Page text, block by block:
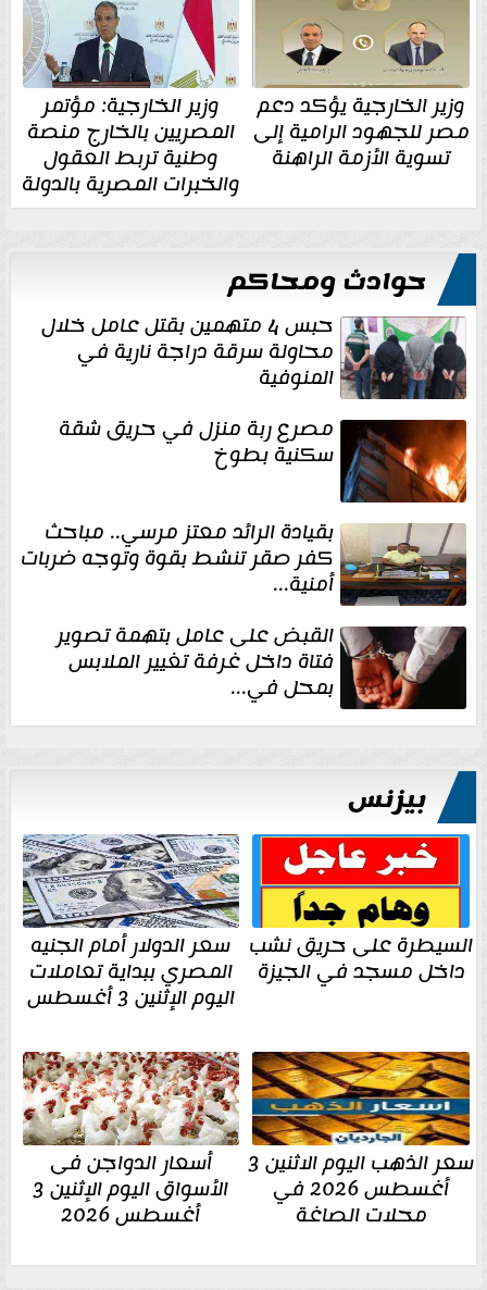
وزير الخارجية يؤكد دعم
مصر للجهود الرامية إلى
تسوية الأزمة الراهنة
وزير الخارجية: مؤتمر
المصريين بالخارج منصة
وطنية تربط العقول
والخبرات المصرية بالدولة
حوادث ومحاكم
حبس 4 متهمين بقتل عامل خلال
محاولة سرقة دراجة نارية في
المنوفية
مصرع ربة منزل في حريق شقة
سكنية بطوخ
بقيادة الرائد معتز مرسي.. مباحث
كفر صقر تنشط بقوة وتوجه ضربات
أمنية...
القبض على عامل بتهمة تصوير
فتاة داخل غرفة تغيير الملابس
بمحل في...
بيزنس
السيطرة على حريق نشب
داخل مسجد في الجيزة
سعر الدولار أمام الجنيه
المصري ببداية تعاملات
اليوم الإثنين 3 أغسطس
سعر الذهب اليوم الاثنين 3
أغسطس 2026 في
محلات الصاغة
أسعار الدواجن فى
الأسواق اليوم الإثنين 3
أغسطس 2026